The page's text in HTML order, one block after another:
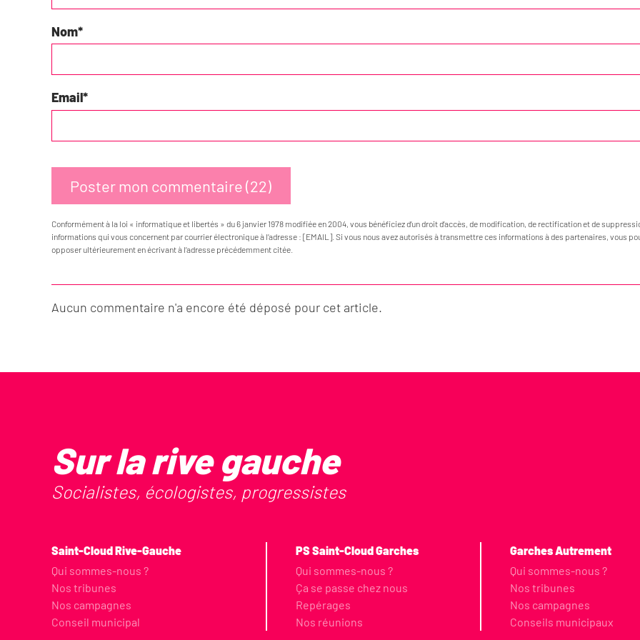
Nom*
Email*
Conformément à la loi « informatique et libertés » du 6 janvier 1978 modifiée en 2004, vous bénéficiez d’un droit d’accès, de modification, de rectification et de
informations qui vous concernent par courrier électronique à l’adresse : [EMAIL]. Si vous nous avez autorisés à transmettre ces informations à des partenaires, vous
opposer ultérieurement en écrivant à l’adresse précédemment citée.
Aucun commentaire n'a encore été déposé pour cet article.
Sur la rive gauche
Socialistes, écologistes, progressistes
Saint-Cloud Rive-Gauche
Qui sommes-nous ?
Nos tribunes
Nos campagnes
Conseil municipal
PS Saint-Cloud Garches
Qui sommes-nous ?
Ça se passe chez nous
Repérages
Nos réunions
Garches Autrement
Qui sommes-nous ?
Nos tribunes
Nos campagnes
Conseils municipaux